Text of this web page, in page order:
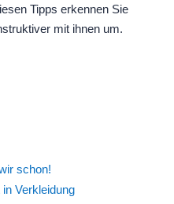
Tipps erkennen Sie
mit ihnen um.
schon!
Verkleidung